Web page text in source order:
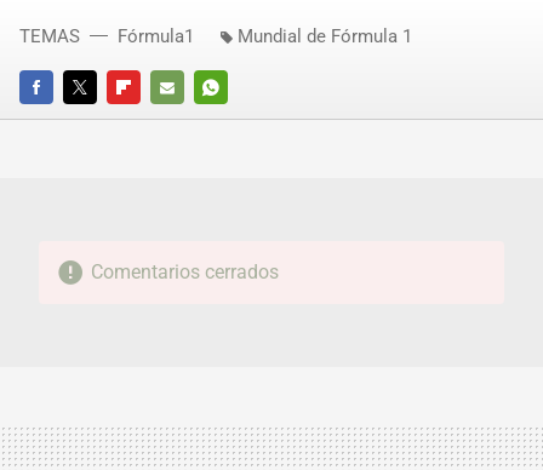
FACEBOOKTWITTERFLIPBOARD
E-
WHATSAPP
TEMAS Fórmula1 Mundial de Fórmula 1
Comentarios cerrados